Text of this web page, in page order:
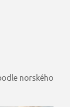
norského